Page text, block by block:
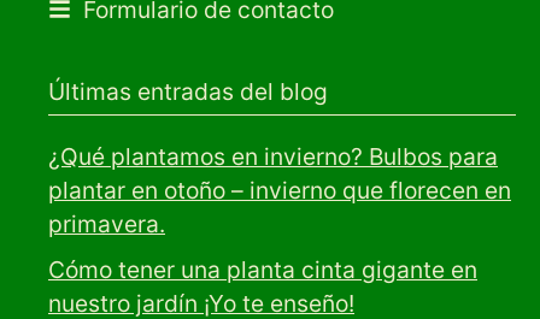
Formulario de contacto
Últimas entradas del blog
¿Qué plantamos en invierno? Bulbos para
plantar en otoño – invierno que florecen en
primavera.
Cómo tener una planta cinta gigante en
nuestro jardín ¡Yo te enseño!